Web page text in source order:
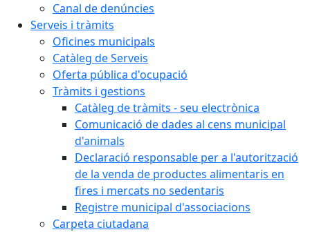
Canal de denúncies
Serveis i tràmits
Oficines municipals
Catàleg de Serveis
Oferta pública d'ocupació
Tràmits i gestions
Catàleg de tràmits - seu electrònica
Comunicació de dades al cens municipal
d'animals
Declaració responsable per a l'autorització
de la venda de productes alimentaris en
fires i mercats no sedentaris
Registre municipal d'associacions
Carpeta ciutadana